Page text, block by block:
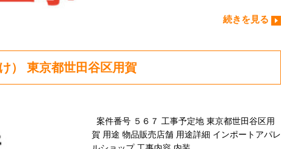
続きを見る
） 東京都世田谷区用賀
案件番号 ５６７ 工事予定地 東京都世田谷区用
賀 用途 物品販売店舗 用途詳細 インポートアパレ